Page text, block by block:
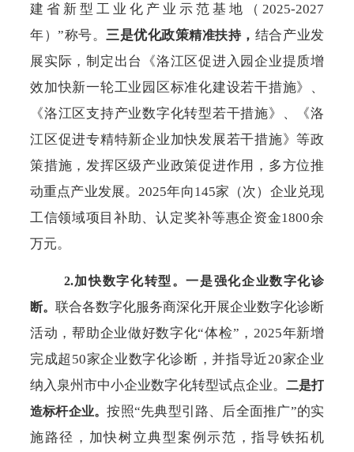
建省新型工业化产业示范基地（2025-2027
年）”称号。三是优化政策精准扶持， 结合产业发
展实际，制定出台《洛江区促进入园企业提质增
效加快新一轮工业园区标准化建设若干措施》、
《洛江区支持产业数字化转型若干措施》、《洛
江区促进专精特新企业加快发展若干措施》等政
策措施，发挥区级产业政策促进作用，多方位推
动重点产业发展。2025年向145家（次）企业兑现
工信领域项目补助、认定奖补等惠企资金1800余
万元。
2.加快数字化转型。一是强化企业数字化诊
断。 联合各数字化服务商深化开展企业数字化诊断
活动，帮助企业做好数字化“体检”，2025年新增
完成超50家企业数字化诊断，并指导近20家企业
纳入泉州市中小企业数字化转型试点企业。 二是打
造标杆企业。按照“先典型引路、后全面推广”的实
施路径，加快树立典型案例示范，指导铁拓机